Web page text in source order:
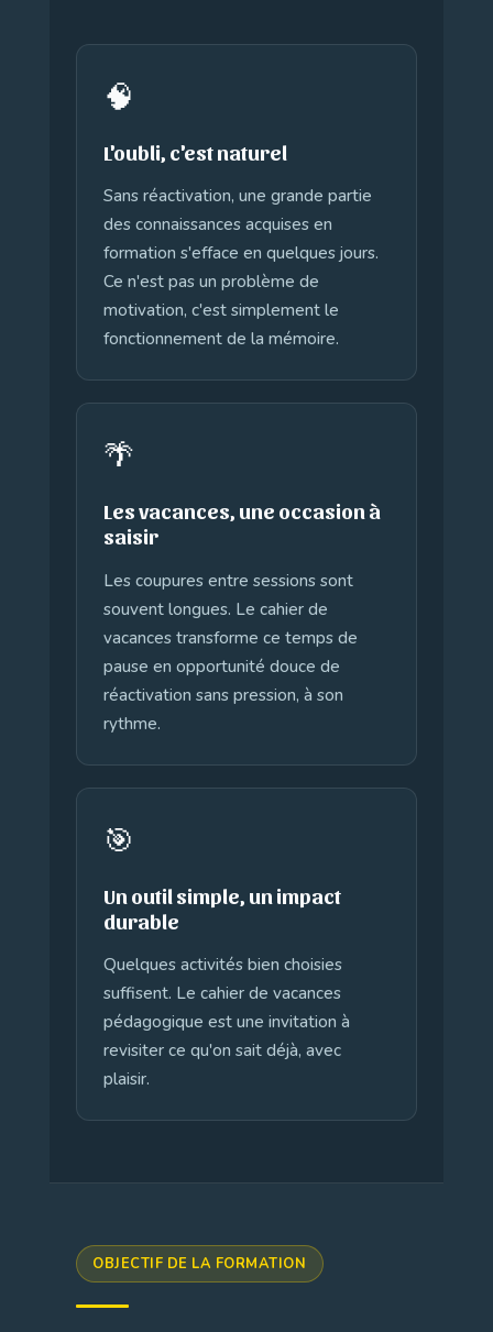
🧠
L'oubli, c'est naturel
Sans réactivation, une grande partie
des connaissances acquises en
formation s'efface en quelques jours.
Ce n'est pas un problème de
motivation, c'est simplement le
fonctionnement de la mémoire.
🌴
Les vacances, une occasion à
saisir
Les coupures entre sessions sont
souvent longues. Le cahier de
vacances transforme ce temps de
pause en opportunité douce de
réactivation sans pression, à son
rythme.
🎯
Un outil simple, un impact
durable
Quelques activités bien choisies
suffisent. Le cahier de vacances
pédagogique est une invitation à
revisiter ce qu'on sait déjà, avec
plaisir.
OBJECTIF DE LA FORMATION